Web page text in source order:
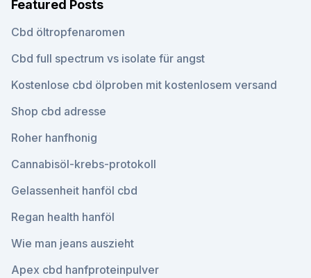
Featured Posts
Cbd öltropfenaromen
Cbd full spectrum vs isolate für angst
Kostenlose cbd ölproben mit kostenlosem versand
Shop cbd adresse
Roher hanfhonig
Cannabisöl-krebs-protokoll
Gelassenheit hanföl cbd
Regan health hanföl
Wie man jeans auszieht
Apex cbd hanfproteinpulver